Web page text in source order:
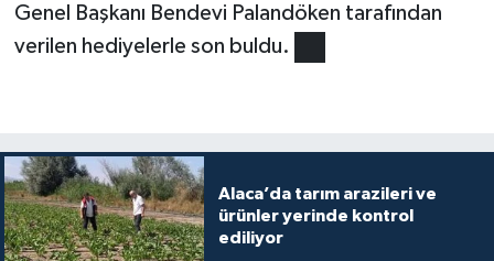
Genel Başkanı Bendevi Palandöken tarafından
verilen hediyelerle son buldu.
Alaca’da tarım arazileri ve
ürünler yerinde kontrol
ediliyor